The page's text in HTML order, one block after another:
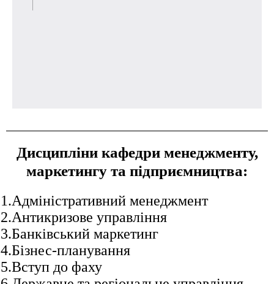
Дисципліни кафедри менеджменту,
маркетингу та підприємництва:
1.Адміністративний менеджмент
2.Антикризове управління
3.Банківський маркетинг
4.Бізнес-планування
5.Вступ до фаху